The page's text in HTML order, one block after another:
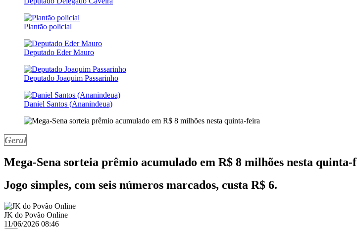
Plantão policial
Deputado Eder Mauro
Deputado Joaquim Passarinho
Daniel Santos (Ananindeua)
Geral
Mega-Sena sorteia prêmio acumulado em R$ 8 milhões nesta quinta-
Jogo simples, com seis números marcados, custa R$ 6.
JK do Povão Online
11/06/2026 08:46